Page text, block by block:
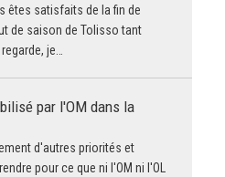
êtes satisfaits de la fin de
de saison de Tolisso tant
je…
par l'OM dans la
d'autres priorités et
pour ce que ni l'OM ni l'OL